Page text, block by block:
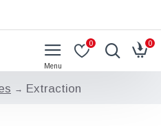
0 0
Extraction